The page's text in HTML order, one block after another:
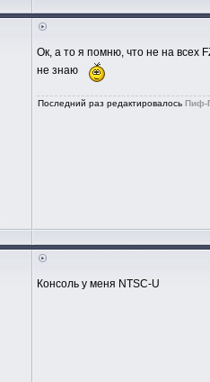
Ок, а то я помню, что не на всех
не знаю
Последний раз редактировалось Пиф-
Консоль у меня NTSC-U